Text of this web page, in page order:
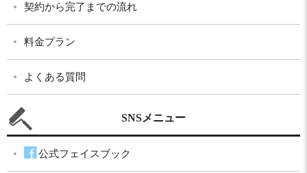
契約から完了までの流れ
料金プラン
よくある質問
SNSメニュー
公式フェイスブック